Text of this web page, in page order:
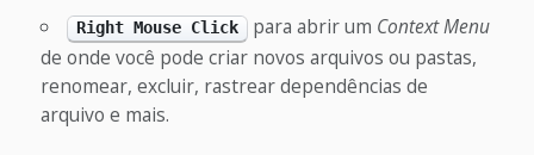
Right Mouse Click para abrir um Context Menu
de onde você pode criar novos arquivos ou pastas,
renomear, excluir, rastrear dependências de
arquivo e mais.